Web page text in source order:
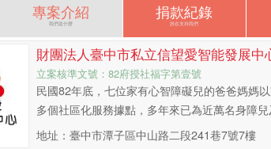
專案介紹
我們是什麼
捐款紀錄
誰在支持我們
財團法人臺中市私立信望愛智能發展中
立案核準文號：82府授社福字第壹號
民國82年底，七位家有心智障礙兒的爸爸媽媽
多個社區化服務據點，多年來已為近萬名身障兒
地址：臺中市潭子區中山路二段241巷7號7樓